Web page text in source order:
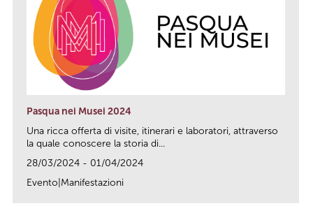
Pasqua nei Musei 2024
Una ricca offerta di visite, itinerari e laboratori, attraverso
la quale conoscere la storia di...
28/03/2024 - 01/04/2024
Evento|Manifestazioni